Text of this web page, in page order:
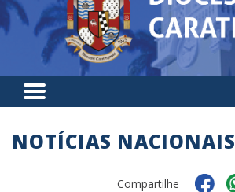
NOTÍCIAS NACIONAIS
Compartilhe